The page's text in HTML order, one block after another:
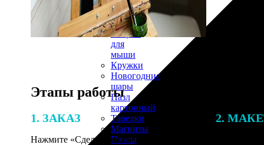
ФотоПодушки
Фотоcувениры
Значки
Коврик
для
мыши
Кружки
Новогодние
шары
Пазл
картонный
Тарелки
Магниты
Пазлы
Этапы работы
1. ЗАКАЗ
Нажмите «Сделать заказ», выберите
2.
В